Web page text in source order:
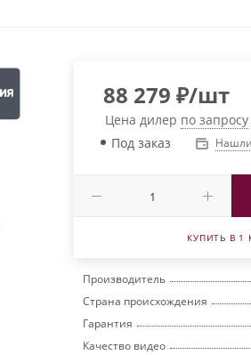
88 279 ₽/шт
Цена дилер по запросу
Под заказ
КУПИТЬ В 1
Производитель
Страна происхождения
Гарантия
Качество видео